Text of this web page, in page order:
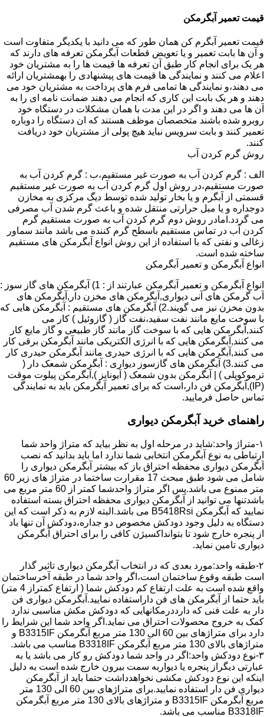
قیمت تعمیر آبگرمکن
قیمت تعمیر آبگرم کن همان طور که می دانید با یکدیگر متفاوت است
و آن ها بابت تعمیر و یا تعویض قطعات آبگرمکن تعرفه های دارند که
هر یک برای انجام کار طبق آن تعرفه ها قیمت ها را به مشتریان خود
اعلام می کنند و نمایندگی ها قیمت های پیشنهادی را بهمشتریان ارائه
می دهند،و نمایندگی ها تمامی فرم های پرداخت به مشتریان خود می
دهند و هر یک بابت این کاری که انجام می دهند ضمانت نامه ای را به
آن ها می دهند و اگر در این مدت با همان مشکلات در دستگاه خود
روبرو شده باشند متخصصان موظف هستند که ان دستگاه را دوباره
تعمیر کنند و بابت سرویس نباید هیچ پولی از مشتریان خود دریافت
کنند.
روش گرم کردن آب
الف : گرم کردن آب به صورت غیر مستقیم،ب : گرم کردن آب به
صورت مستقیم،در روش اول گرم کردن آب به صورت غیر مستقیم
قسمتی از آبگرم و یا بخار تولید شده توسط دیگ مرکزی به مخازن
دوجداره و یا مبل حرارتی منتقل شده و باعث گرم شدن آب مصرفی
می گردد.امادر روش دوم گرم کردن آب به صورت مستقیم گرم
کردن آب در تماس مستقیم باسطح گرم کننده می باشد مانند سماور
زغالی و نفتی که با استفاده از این روش انواع آبگرمکن های مستقیم
ساخته شده است.
انواع آبگرمکن و تعمیر آبگرمکن
انواع آبگرمکن و تعمیر آبگرمکن عبارتند از : 1) آبگرمکن های گاز سوز :
آب گرمکن های آنی دیواری,آبگرمکن های مخزن دار,آبگرمکن های
بدون مخزن نیز می گویند.2) آبگرمکن های مستقیم : آبگرمکن هایی که
با سوخت مایع مانند نفت سفید،نفت گاز ( گازوئیل ) کار می
کنند,آبگرمکن هایی که با سوخت گاز مانند گاز طبیعی و گاز مایع کار
می کنند,آبگرمکن هایی که با انرژی الکتریکی مانند آبگرمکن برقی کار
می کنند,آبگرمکن هایی که با انرژی حیدری مانند آبگرمکن حیدری کار
می کنند.3) آبگرمکن های گازسوز دیواری : آبگرمکن شمعک دار (
ترموکوپلی ) | آبگرمکن بدون شمعک ( آیونایز ),آبگرمکن پیلوت موقت
(IP),آبگرمکن فن دار،است که برای تعمیر آبگرمکن باید به نمایندگی
تماس حاصل فرمایید.
راهنمای خرید آبگرمکن دیواری
۱-متراژ واحد:شاید در مرحله اول به نظر بیاید که متراژ واحد شما
ارتباطی به نوع آبگرمکن انتخابی شما ندارد اما باید بدانید که نصب
آبگرمکن دیواری محفظه احتراق باز که بیشتر آبگرمکن دیواری را
شامل می شود طبق مبحث 17 مقرارت ساختما در متراژ های زیر 60
متر ممنوع می باشد.پس اگر متراژ واحدشما کمتر از 60 متر مربع می
باشدتنها می توانید از آبگرمکن دیواری محفظه احتراق بسته استفاده
نمایید که آبگرمکن B5418Rsi می باشد.البته لازم به ذکر است که این
دستگاه به دلیل وجود دودکش مخصوص دو جداره،دودکش آن تنها باد
از پنجره خارج شود تا بتوانداکسیژن کافی را برای احتراق آبگرمکن
دیواری تامین نماید.
۲-طبقه واحد:مورد بعدی که در انتخاب آبگرمکن دیواری تاثیر گذار
است طبقه وقوع ساختمان است،اگر واحد شما در طبقه آخرساختمان
واقع شده است به علت ارتفاع کم دودکش شما ( ارتفاع کمتراز 4 متر)
باید حتما از آبگرمکن های فن داراستفاده نمایید.آبگرمکن دیواری فن
دار به علت فنی که دارددرمکانهایی که دودکش مکش مناسبی ندارد
کمک به خروج محصولات احتراق می نماید.اگر واحد شما این شرایط را
دارد برای متراژهای بین 60 الی 130 متر مربع آبگرمکن B3315IF و
متراژهای بالای 130 متر مربع آبگرمکن B3318IF مناسب می باشد.
۳-نوع دودکش واحد:اگر در واحد شما دودکش رو کار می باشد یا به
عبارتی دیگراز پنجره یا دیواربه سمت بیرون خارج شده است به دلیل
اینکه این نوع دودکش مکشی نخواهدداشت حتما باید از آبگرمکن
دیواری فن دار استفاده نمایید.برای متراژهای بین 60 الی 130 متر
مربع آبگرمکن B3315IF و متراژهای بالای 130 متر مربع آبگرمکن
B3318IF مناسب می باشد.